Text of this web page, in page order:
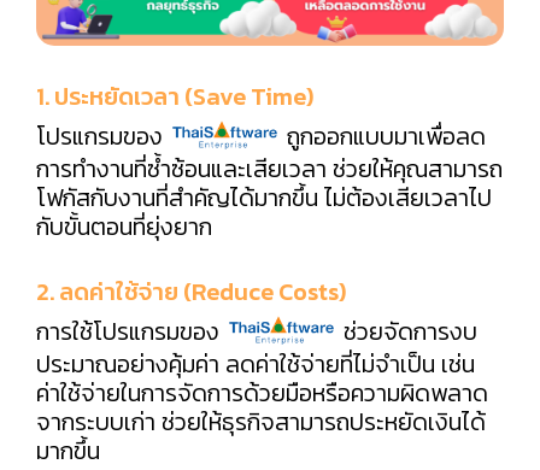
1. ประหยัดเวลา (Save Time)
โปรแกรมของ
ถูกออกแบบมาเพื่อลด
การทำงานที่ซ้ำซ้อนและเสียเวลา ช่วยให้คุณสามารถ
โฟกัสกับงานที่สำคัญได้มากขึ้น ไม่ต้องเสียเวลาไป
กับขั้นตอนที่ยุ่งยาก
2. ลดค่าใช้จ่าย (Reduce Costs)
การใช้โปรแกรมของ
ช่วยจัดการงบ
ประมาณอย่างคุ้มค่า ลดค่าใช้จ่ายที่ไม่จำเป็น เช่น
ค่าใช้จ่ายในการจัดการด้วยมือหรือความผิดพลาด
จากระบบเก่า ช่วยให้ธุรกิจสามารถประหยัดเงินได้
มากขึ้น